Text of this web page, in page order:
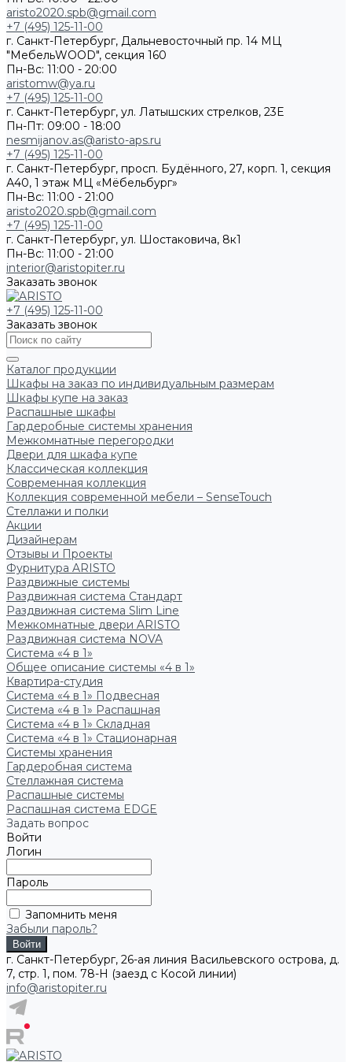
aristo2020.spb@gmail.com
+7 (495) 125-11-00
г. Санкт-Петербург, Дальневосточный пр. 14 МЦ
"МебельWOOD", секция 160
Пн-Вс: 11:00 - 20:00
aristomw@ya.ru
+7 (495) 125-11-00
г. Санкт-Петербург, ул. Латышских стрелков, 23Е
Пн-Пт: 09:00 - 18:00
nesmijanov.as@aristo-aps.ru
+7 (495) 125-11-00
г. Санкт-Петербург, просп. Будённого, 27, корп. 1, секция
А40, 1 этаж МЦ «Мёбельбург»
Пн-Вс: 11:00 - 21:00
aristo2020.spb@gmail.com
+7 (495) 125-11-00
г. Санкт-Петербург, ул. Шостаковича, 8к1
Пн-Вс: 11:00 - 21:00
interior@aristopiter.ru
Заказать звонок
+7 (495) 125-11-00
Заказать звонок
Каталог продукции
Шкафы на заказ по индивидуальным размерам
Шкафы купе на заказ
Распашные шкафы
Гардеробные системы хранения
Межкомнатные перегородки
Двери для шкафа купе
Классическая коллекция
Современная коллекция
Коллекция современной мебели – SenseTouch
Стеллажи и полки
Акции
Дизайнерам
Отзывы и Проекты
Фурнитура ARISTO
Раздвижные системы
Раздвижная система Стандарт
Раздвижная система Slim Line
Межкомнатные двери ARISTO
Раздвижная система NOVA
Система «4 в 1»
Общее описание системы «4 в 1»
Квартира-студия
Система «4 в 1» Подвесная
Система «4 в 1» Распашная
Система «4 в 1» Складная
Система «4 в 1» Стационарная
Системы хранения
Гардеробная система
Стеллажная система
Распашные системы
Распашная система EDGE
Задать вопрос
Войти
Логин
Пароль
Запомнить меня
Забыли пароль?
г. Санкт-Петербург, 26-ая линия Васильевского острова, д.
7, стр. 1, пом. 78-Н (заезд с Косой линии)
info@aristopiter.ru